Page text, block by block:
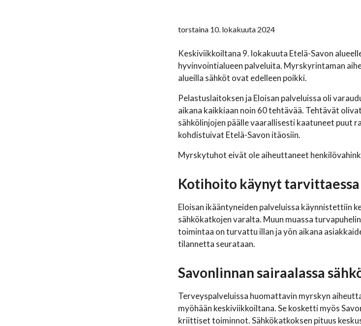
torstaina 10. lokakuuta 2024
Keskiviikkoiltana 9. lokakuuta Etelä-Savon
hyvinvointialueen palveluita. Myrskyrintaman
alueilla sähköt ovat edelleen poikki.
Pelastuslaitoksen ja Eloisan palveluissa oli
aikana kaikkiaan noin 60 tehtävää. Tehtävät
sähkölinjojen päälle vaarallisesti kaatuneet puut
kohdistuivat Etelä-Savon itäosiin.
Myrskytuhot eivät ole aiheuttaneet
Kotihoito käynyt
Eloisan ikääntyneiden palveluissa
sähkökatkojen varalta. Muun muassa
toimintaa on turvattu illan ja yön aikana
tilannetta seurataan.
Savonlinnan sairaalassa
Terveyspalveluissa huomattavin myrskyn
myöhään keskiviikkoiltana. Se kosketti myös
kriittiset toiminnot. Sähkökatkoksen pituus